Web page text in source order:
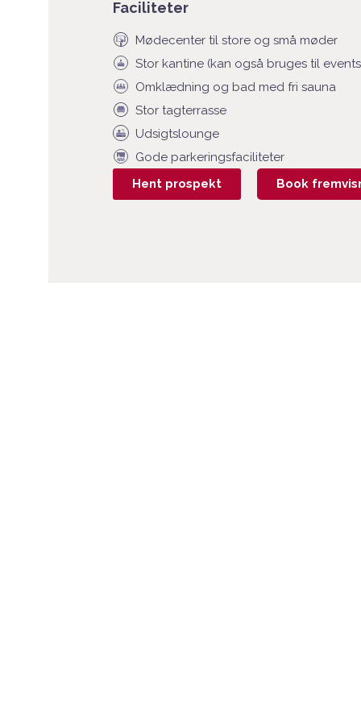
Faciliteter
Mødecenter til store og små møder
Stor kantine (kan også bruges til
Omklædning og bad med fri sauna
Stor tagterrasse
Udsigtslounge
Gode parkeringsfaciliteter
Hent prospekt
Book